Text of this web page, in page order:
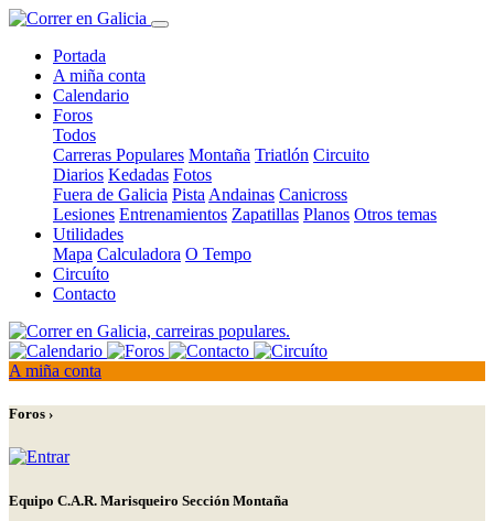
Portada
A miña conta
Calendario
Foros
Todos
Carreras Populares Montaña Triatlón Circuito
Diarios Kedadas Fotos
Fuera de Galicia Pista Andainas Canicross
Lesiones Entrenamientos Zapatillas Planos Otros temas
Utilidades
Mapa Calculadora O Tempo
Circuíto
Contacto
A miña conta
Foros ›
Equipo C.A.R. Marisqueiro Sección Montaña